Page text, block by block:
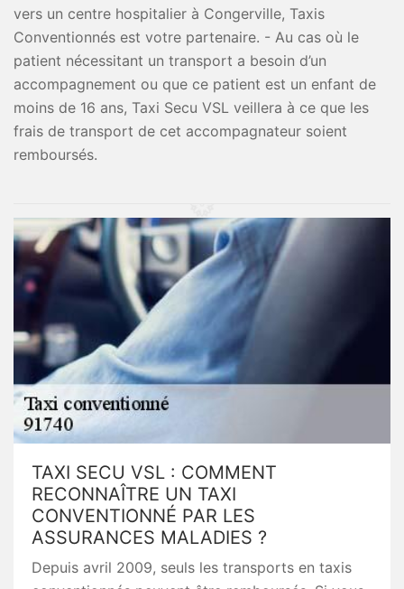
vers un centre hospitalier à Congerville, Taxis
Conventionnés est votre partenaire. - Au cas où le
patient nécessitant un transport a besoin d’un
accompagnement ou que ce patient est un enfant de
moins de 16 ans, Taxi Secu VSL veillera à ce que les
frais de transport de cet accompagnateur soient
remboursés.
TAXI SECU VSL : COMMENT
RECONNAÎTRE UN TAXI
CONVENTIONNÉ PAR LES
ASSURANCES MALADIES ?
Depuis avril 2009, seuls les transports en taxis